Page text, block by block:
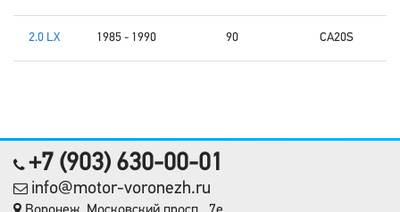
2.0 LX 1985 - 1990 90 CA20S
+7 (903) 630-00-01
info@motor-voronezh.ru